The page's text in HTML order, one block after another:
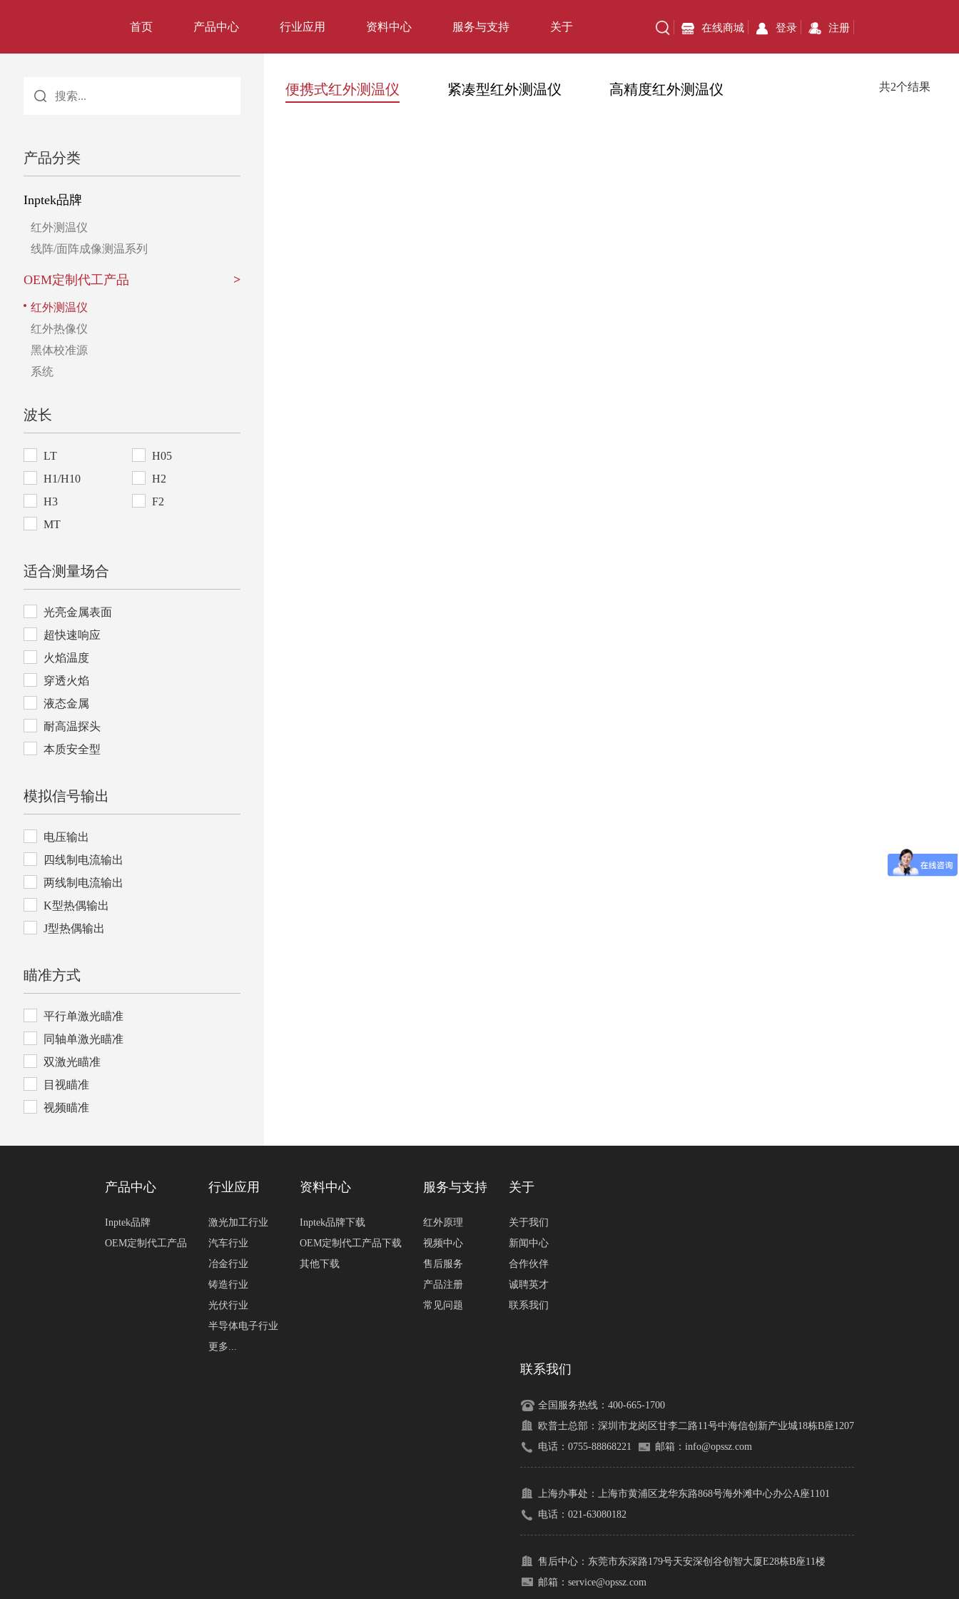
在线商城 登录 注册
首页 产品中心 行业应用 资料中心 服务与支持 关于
产品分类
Inptek品牌
红外测温仪
线阵/面阵成像测温系列
>
OEM定制代工产品
红外测温仪
红外热像仪
黑体校准源
系统
波长
LT
H05
H1/H10
H2
H3
F2
MT
适合测量场合
光亮金属表面
超快速响应
火焰温度
穿透火焰
液态金属
耐高温探头
本质安全型
模拟信号输出
电压输出
四线制电流输出
两线制电流输出
K型热偶输出
J型热偶输出
瞄准方式
平行单激光瞄准
同轴单激光瞄准
双激光瞄准
目视瞄准
视频瞄准
便携式红外测温仪 紧凑型红外测温仪 高精度红外测温仪 共2个结果
产品中心
Inptek品牌
OEM定制代工产品
行业应用
激光加工行业
汽车行业
冶金行业
铸造行业
光伏行业
半导体电子行业
更多...
资料中心
Inptek品牌下载
OEM定制代工产品下载
其他下载
服务与支持
红外原理
视频中心
售后服务
产品注册
常见问题
关于
关于我们
新闻中心
合作伙伴
诚聘英才
联系我们
联系我们
全国服务热线：400-665-1700
欧普士总部： 深圳市龙岗区甘李二路11号中海信创新产业城18栋B座1207
电话：0755-88868221
邮箱：info@opssz.com
上海办事处：
上海市黄浦区龙华东路868号海外滩中心办公A座1101
电话：021-63080182
售后中心： 东莞市东深路179号天安深创谷创智大厦E28栋B座11楼
邮箱：service@opssz.com